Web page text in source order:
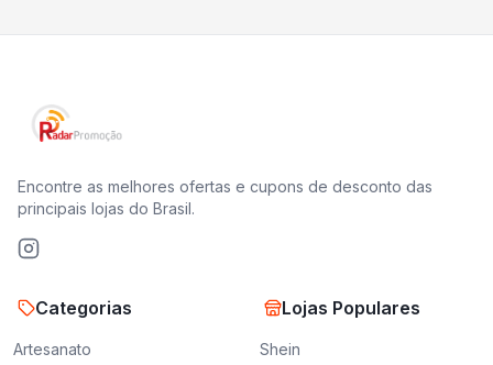
Encontre as melhores ofertas e cupons de desconto das
principais lojas do Brasil.
Categorias
Artesanato
Lojas Populares
Shein